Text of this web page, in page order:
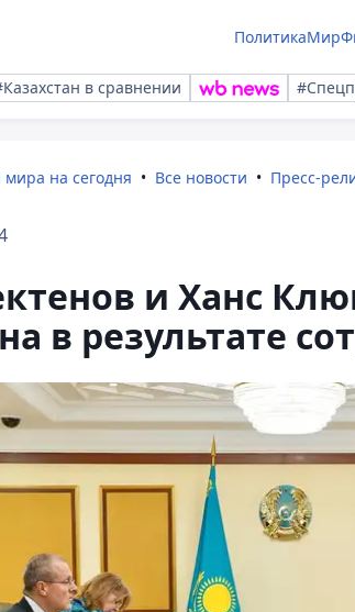
ПолитикаМир
в сравнении
мира на сегодня Все новости Пресс-
и Ханс
в результате